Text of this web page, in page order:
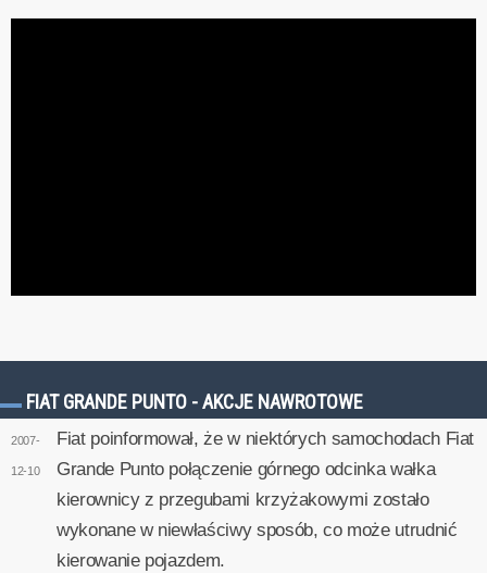
FIAT GRANDE PUNTO - AKCJE NAWROTOWE
2007-
12-10
Fiat poinformował, że w niektórych samochodach Fiat
Grande Punto połączenie górnego odcinka wałka
kierownicy z przegubami krzyżakowymi zostało
wykonane w niewłaściwy sposób, co może utrudnić
kierowanie pojazdem.